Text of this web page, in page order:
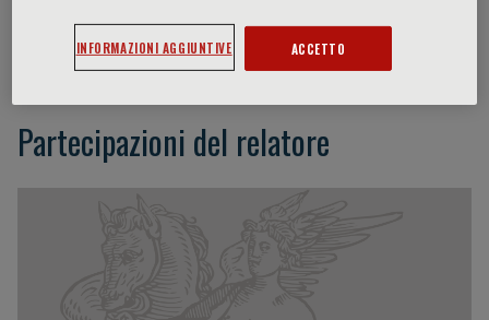
Seth Martin
Partecipazioni del relatore
INFORMAZIONI AGGIUNTIVE ACCETTO